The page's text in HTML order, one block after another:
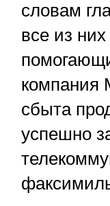
словам
все из
компания
сбыта
успешно